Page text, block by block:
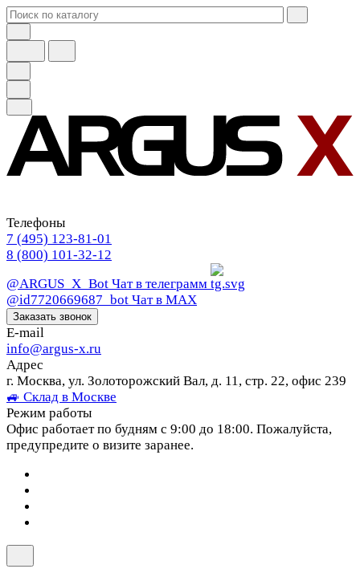
Телефоны
7 (495) 123-81-01
8 (800) 101-32-12
@ARGUS_X_Bot Чат в телеграмм
@id7720669687_bot Чат в МАХ
Заказать звонок
E-mail
info@argus-x.ru
Адрес
г. Москва, ул. Золоторожский Вал, д. 11, стр. 22, офис 239
🚙 Склад в Москве
Режим работы
Офис работает по будням с 9:00 до 18:00. Пожалуйста,
предупредите о визите заранее.